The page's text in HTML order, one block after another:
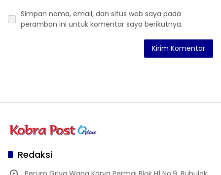
Simpan nama, email, dan situs web saya pada
peramban ini untuk komentar saya berikutnya.
Redaksi